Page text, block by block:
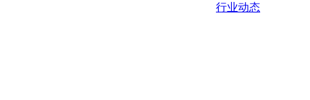
行业动态